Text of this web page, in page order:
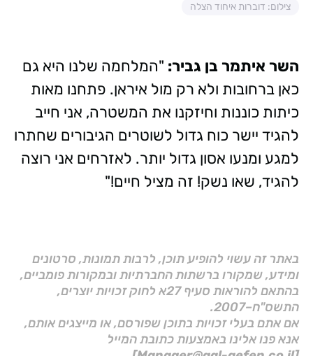
צילום: דוברות איחוד הצלה
השר איתמר בן גביר: "המלחמה שלנו היא גם
כאן ברחובות ולא רק מול איראן. פתחנו מאות
כיתות כוננות וחיזקנו את המשטרה, אני חייב
להגיד יישר כוח גדול לשוטרים הגיבורים שחתרו
למגע ומנעו אסון גדול יותר. לאזרחים אני רוצה
להגיד, שאו נשק! זה מציל חיים!"
באתר זה עשוי להופיע תוכן, לרבות תמונות, סרטונים
ומידע, שמקורו ברשתות החברתיות ובמקורות פומביים,
בהתאם להוראות סעיף 27א לחוק זכויות יוצרים,
התשס"ח–2007.
אם אתם בעלי זכויות בתוכן שפורסם, או מייצגים אותם,
אנא פנו אלינו באמצעות כתובת המייל